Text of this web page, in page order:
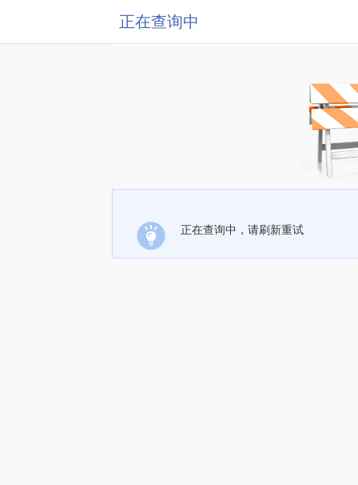
正在查询中
正在查询中，请刷新重试